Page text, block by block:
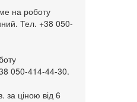
на роботу
Тел. +38 050-
050-414-44-30.
за ціною від 6